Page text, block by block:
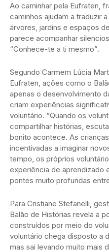
Ao caminhar pela Eufraten,
caminhos ajudam a traduzir
árvores, jardins e espaços
parece acompanhar
“Conhece-te a ti mesmo”.
Segundo Carmem Lúcia
Eufraten, ações como o
apenas o desenvolvimento
criam experiências
voluntário. “Quando os
compartilhar histórias,
bonito acontece. As
incentivadas a imaginar
tempo, os próprios
experiência de aprendizado
pontes muito profundas
Para Cristiane Stefanelli,
Balão de Histórias revela a
construídos por meio do
voluntário chega disposto a
mas sai levando muito mais